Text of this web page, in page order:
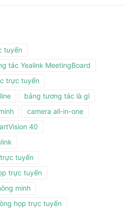
tuyến
tác Yealink MeetingBoard
trực tuyến
bảng tương tác là gì
camera all-in-one
40
tuyến
trực tuyến
minh
họp trực tuyến